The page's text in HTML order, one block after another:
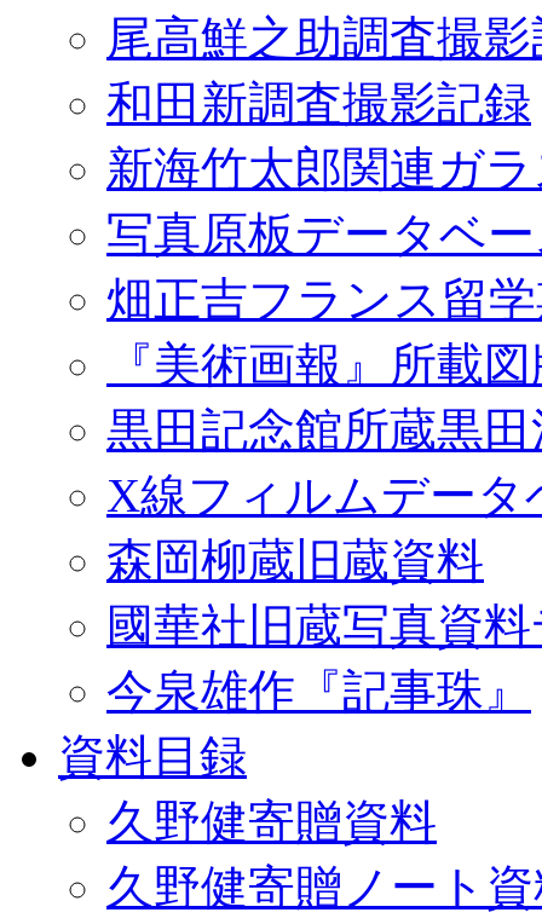
尾高鮮之助調査撮
和田新調査撮影記録
新海竹太郎関連ガ
写真原板データベ
畑正吉フランス留
『美術画報』所載
黒田記念館所蔵黒
X線フィルムデータ
森岡柳蔵旧蔵資料
國華社旧蔵写真資
今泉雄作『記事珠』
資料目録
久野健寄贈資料
久野健寄贈ノート